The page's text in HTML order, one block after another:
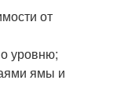
от
уровню;
ямы и